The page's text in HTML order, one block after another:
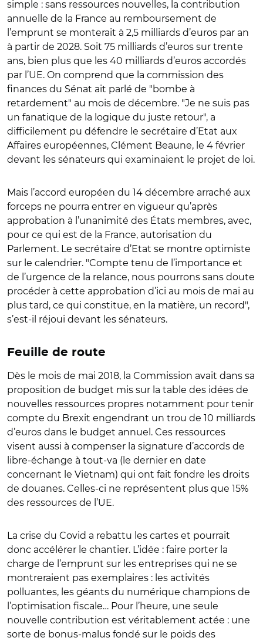
simple : sans ressources nouvelles, la contribution
annuelle de la France au remboursement de
l’emprunt se monterait à 2,5 milliards d’euros par an
à partir de 2028. Soit 75 milliards d’euros sur trente
ans, bien plus que les 40 milliards d’euros accordés
par l’UE. On comprend que la commission des
finances du Sénat ait parlé de "bombe à
retardement" au mois de décembre. "Je ne suis pas
un fanatique de la logique du juste retour", a
difficilement pu défendre le secrétaire d’Etat aux
Affaires européennes, Clément Beaune, le 4 février
devant les sénateurs qui examinaient le projet de loi.
Mais l’accord européen du 14 décembre arraché aux
forceps ne pourra entrer en vigueur qu’après
approbation à l’unanimité des États membres, avec,
pour ce qui est de la France, autorisation du
Parlement. Le secrétaire d’Etat se montre optimiste
sur le calendrier. "Compte tenu de l’importance et
de l’urgence de la relance, nous pourrons sans doute
procéder à cette approbation d’ici au mois de mai au
plus tard, ce qui constitue, en la matière, un record",
s’est-il réjoui devant les sénateurs.
Feuille de route
Dès le mois de mai 2018, la Commission avait dans sa
proposition de budget mis sur la table des idées de
nouvelles ressources propres notamment pour tenir
compte du Brexit engendrant un trou de 10 milliards
d’euros dans le budget annuel. Ces ressources
visent aussi à compenser la signature d’accords de
libre-échange à tout-va (le dernier en date
concernant le Vietnam) qui ont fait fondre les droits
de douanes. Celles-ci ne représentent plus que 15%
des ressources de l’UE.
La crise du Covid a rebattu les cartes et pourrait
donc accélérer le chantier. L’idée : faire porter la
charge de l’emprunt sur les entreprises qui ne se
montreraient pas exemplaires : les activités
polluantes, les géants du numérique champions de
l’optimisation fiscale… Pour l’heure, une seule
nouvelle contribution est véritablement actée : une
sorte de bonus-malus fondé sur le poids des